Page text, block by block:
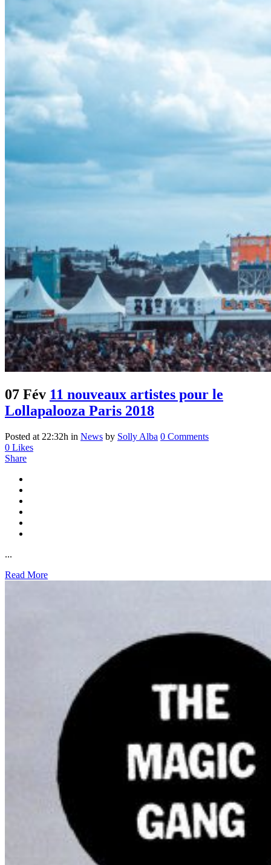
07 Fév 11 nouveaux artistes pour le
Lollapalooza Paris 2018
Posted at 22:32h in News by Solly Alba 0 Comments
0 Likes
Share
...
Read More